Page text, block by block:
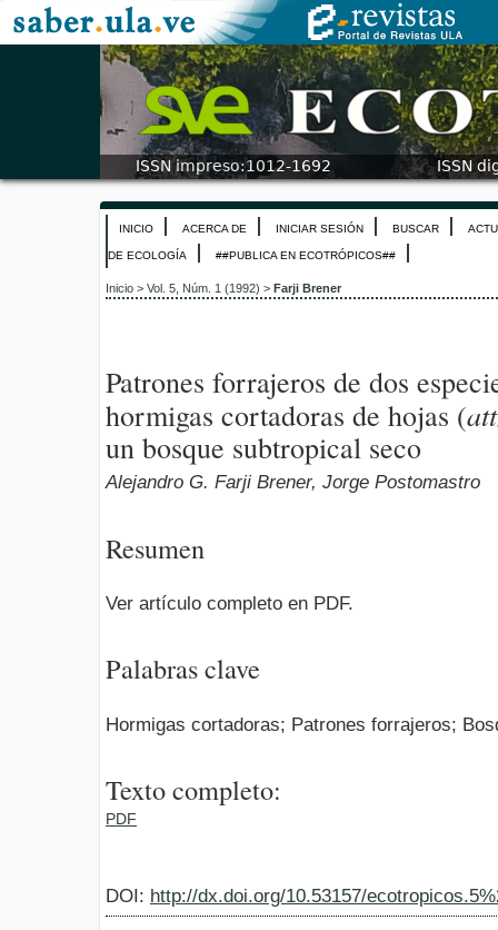
INICIO ACERCA DE INICIAR SESIÓN BUSCAR
DE ECOLOGÍA ##PUBLICA EN ECOTRÓPICOS##
Inicio > Vol. 5, Núm. 1 (1992) > Farji Brener
Patrones forrajeros de dos
hormigas cortadoras de hojas (
un bosque subtropical seco
Alejandro G. Farji Brener, Jorge Postomastro
Resumen
Ver artículo completo en PDF.
Palabras clave
Hormigas cortadoras; Patrones forrajeros;
Texto completo:
PDF
DOI: http://dx.doi.org/10.53157/